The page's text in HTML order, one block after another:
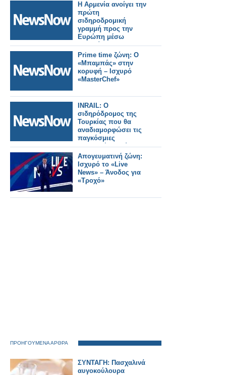
Η Αρμενία ανοίγει την
πρώτη
σιδηροδρομική
γραμμή προς την
Ευρώπη μέσω
Γεωργίας και
Τουρκίας.
Prime time ζώνη: Ο
«Μπαμπάς» στην
κορυφή – Ισχυρό
«MasterChef»
INRAIL: Ο
σιδηρόδρομος της
Τουρκίας που θα
αναδιαμορφώσει τις
παγκόσμιες
εμπορικές οδούς.
Απογευματινή ζώνη:
Ισχυρό το «Live
News» – Άνοδος για
«Τροχό»
ΠΡΟΗΓΟΥΜΕΝΑ ΑΡΘΡΑ
ΣΥΝΤΑΓΗ: Πασχαλινά
αυγοκούλουρα